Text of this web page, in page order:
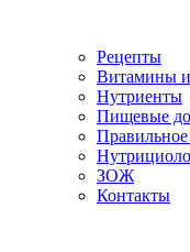
Рецепты
Витамины
Нутриенты
Пищевые
ЗОЖ
Контакты